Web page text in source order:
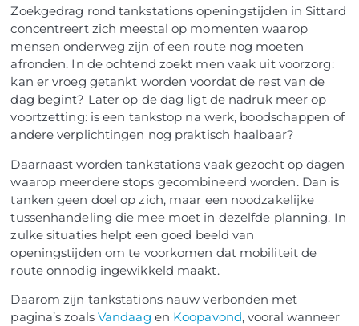
Zoekgedrag rond tankstations openingstijden in Sittard
concentreert zich meestal op momenten waarop
mensen onderweg zijn of een route nog moeten
afronden. In de ochtend zoekt men vaak uit voorzorg:
kan er vroeg getankt worden voordat de rest van de
dag begint? Later op de dag ligt de nadruk meer op
voortzetting: is een tankstop na werk, boodschappen of
andere verplichtingen nog praktisch haalbaar?
Daarnaast worden tankstations vaak gezocht op dagen
waarop meerdere stops gecombineerd worden. Dan is
tanken geen doel op zich, maar een noodzakelijke
tussenhandeling die mee moet in dezelfde planning. In
zulke situaties helpt een goed beeld van
openingstijden om te voorkomen dat mobiliteit de
route onnodig ingewikkeld maakt.
Daarom zijn tankstations nauw verbonden met
pagina’s zoals Vandaag en Koopavond, vooral wanneer